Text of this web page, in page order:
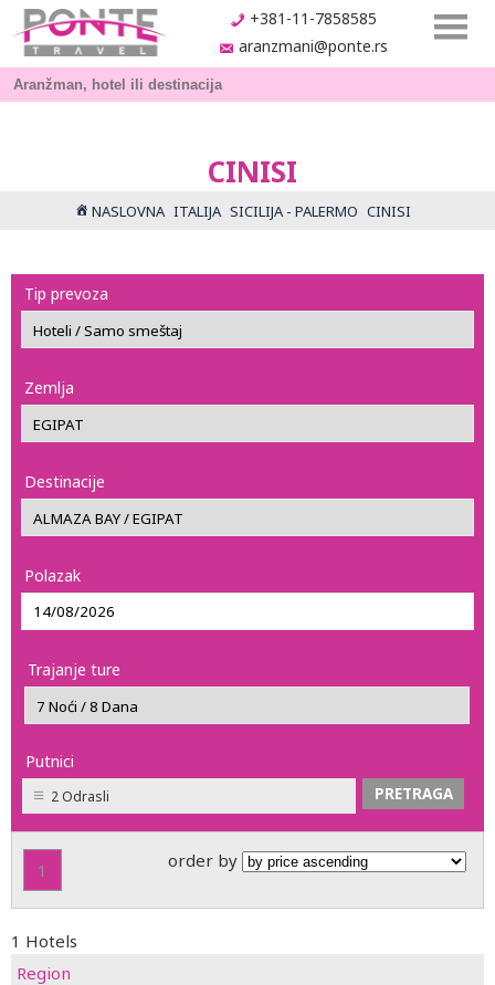
+381-11-7858585
aranzmani@ponte.rs
CINISI
NASLOVNA ITALIJA SICILIJA - PALERMO CINISI
Tip prevoza
Zemlja
Destinacije
Polazak
Trajanje ture
Putnici
2 Odrasli
1 order by
1 Hotels
Region